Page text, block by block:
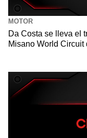
MOTOR
Da Costa se lleva el
Misano World Circuit